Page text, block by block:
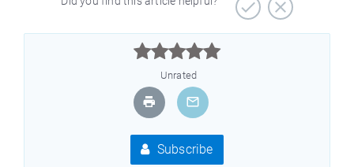



Unrated
Subscribe